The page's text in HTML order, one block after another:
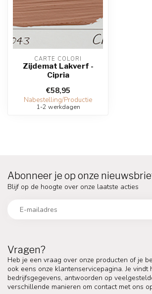
CARTE COLORI
Zijdemat Lakverf -
Cipria
€58,95
Nabestelling/Productie
1-2 werkdagen
Vragen?
Heb je een vraag over onze producten of je
ook eens onze klantenservicepagina. Je vindt
bedrijfsgegevens, antwoorden op
verschillende manieren om contact met ons
Abonneer je op onze
Blijf op de hoogte over onze laatste acties